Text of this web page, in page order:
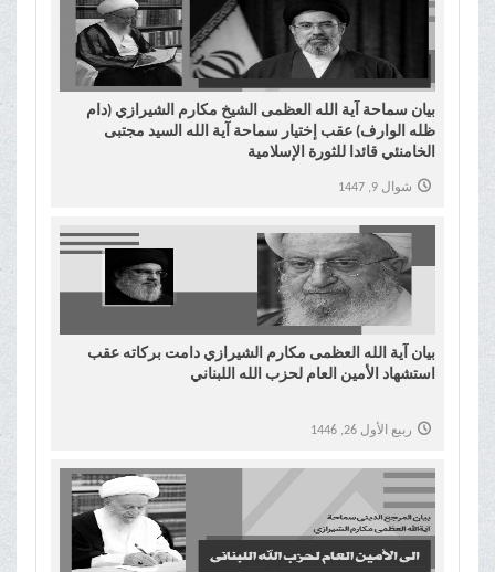
بیان سماحة آیة الله العظمی الشیخ مکارم الشیرازي (دام
ظله الوارف) عقب إختیار سماحة آیة الله السید مجتبی
الخامنئي قائدا للثورة الإسلامیة
شوال 9, 1447
بیان آية الله العظمى مكارم الشيرازي دامت برکاته عقب
استشهاد الأمين العام لحزب الله اللبناني
ربيع الأول 26, 1446